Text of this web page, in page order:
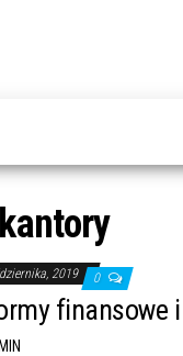
2019 0
finansowe